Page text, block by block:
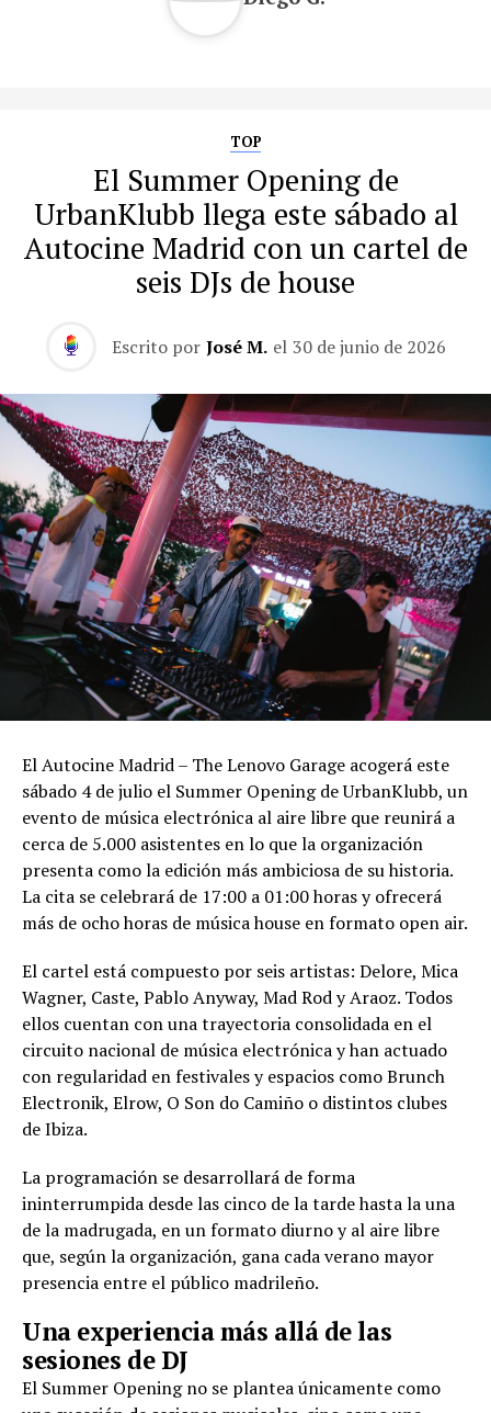
TOP
El Summer Opening de
UrbanKlubb llega este sábado al
Autocine Madrid con un cartel de
seis DJs de house
Escrito por José M. el 30 de junio de 2026
El Autocine Madrid – The Lenovo Garage acogerá este
sábado 4 de julio el Summer Opening de UrbanKlubb, un
evento de música electrónica al aire libre que reunirá a
cerca de 5.000 asistentes en lo que la organización
presenta como la edición más ambiciosa de su historia.
La cita se celebrará de 17:00 a 01:00 horas y ofrecerá
más de ocho horas de música house en formato open air.
El cartel está compuesto por seis artistas: Delore, Mica
Wagner, Caste, Pablo Anyway, Mad Rod y Araoz. Todos
ellos cuentan con una trayectoria consolidada en el
circuito nacional de música electrónica y han actuado
con regularidad en festivales y espacios como Brunch
Electronik, Elrow, O Son do Camiño o distintos clubes
de Ibiza.
La programación se desarrollará de forma
ininterrumpida desde las cinco de la tarde hasta la una
de la madrugada, en un formato diurno y al aire libre
que, según la organización, gana cada verano mayor
presencia entre el público madrileño.
Una experiencia más allá de las
sesiones de DJ
El Summer Opening no se plantea únicamente como